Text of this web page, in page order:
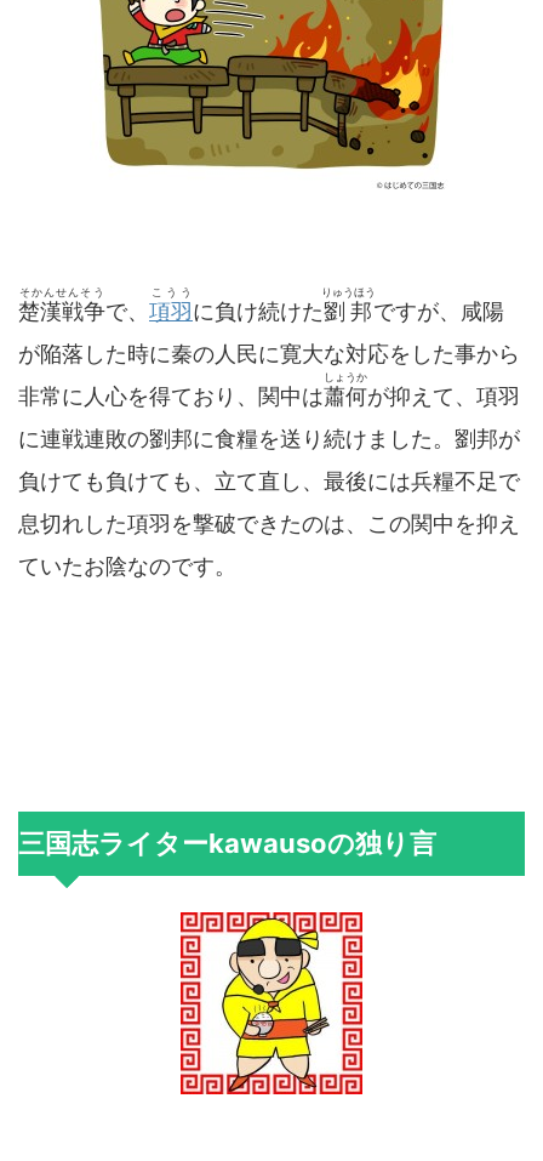
楚漢戦争
そかんせんそう
で、 項羽
こうう
に負け続けた劉邦
りゅうほう
ですが、咸陽
が陥落した時に秦の人民に寛大な対応をした事から
非常に人心を得ており、関中は蕭何
しょうか
が抑えて、項羽
に連戦連敗の劉邦に食糧を送り続けました。劉邦が
負けても負けても、立て直し、最後には兵糧不足で
息切れした項羽を撃破できたのは、この関中を抑え
ていたお陰なのです。
三国志ライターkawausoの独り言